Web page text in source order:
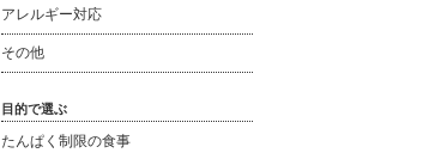
アレルギー対応
その他
目的で選ぶ
たんぱく制限の食事